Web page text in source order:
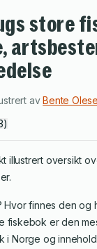
store
avBente
)
illustrert oversikt
Hvor finnes den og
fiskebok er den
i Norge og